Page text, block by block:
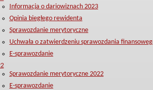
Informacja o dariowiznach 2023
Opinia biegłego rewidenta
Sprawozdanie merytoryczne
Uchwała o zatwierdzeniu sprawozdania
E-sprawozdanie
Sprawozdanie merytoryczne 2022
E-sprawozdanie